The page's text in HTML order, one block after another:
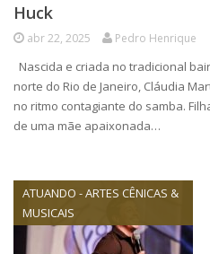
Huck
abr 22, 2025 Pedro Henrique
Nascida e criada no tradicional
norte do Rio de Janeiro, Cláudia
no ritmo contagiante do samba.
de uma mãe apaixonada…
ATUANDO - ARTES CÊNICAS &
MUSICAIS